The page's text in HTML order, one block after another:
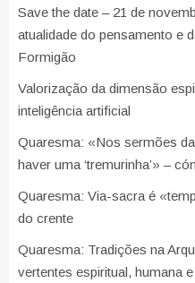
Save the date – 21 de
atualidade do pensamento e
Formigão
Valorização da dimensão
inteligência artificial
Quaresma: «Nos sermões
haver uma ‘tremurinha’» –
Quaresma: Via-sacra é
do crente
Quaresma: Tradições na
vertentes espiritual, humana